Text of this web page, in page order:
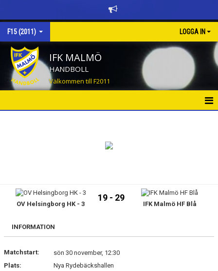
F15 (2011) LOGGA IN
IFK MALMÖ
HANDBOLL
Välkommen till F2011
TRUPPEN
BILDGALLERI
KONTAKT
OV Helsingborg HK - 3
19 - 29
IFK Malmö HF Blå
INFORMATION
Matchstart:
sön 30 november, 12:30
Plats:
Nya Rydebäckshallen